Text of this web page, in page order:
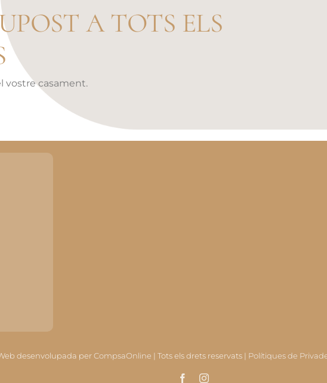
A TOTS ELS
vostre casament.
desenvolupada perCompsaOnline | Tots els drets reservats | Polítiques de
FacebookInstagram